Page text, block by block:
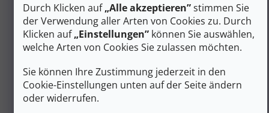
Durch Klicken auf„Alle akzeptieren”stimmen Sie
der Verwendung aller Arten von Cookies zu. Durch
Klicken auf„Einstellungen” können Sie auswählen,
welche Arten von Cookies Sie zulassen möchten.
Sie können Ihre Zustimmung jederzeit in den
Cookie-Einstellungen unten auf der Seite ändern
oder widerrufen.
Zusätzliche Parameter
Kategorie :
Sport-Sweatshirts und Pullover für
EAN:
Variante wählen
Aktivität:
Wandern
Geschlecht:
Frauen